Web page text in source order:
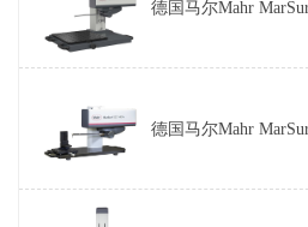
德国马尔Mahr
德国马尔Mahr